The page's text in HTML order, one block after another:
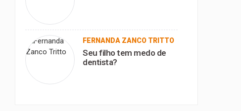
FERNANDA ZANCO TRITTO
Seu filho tem medo de
dentista?